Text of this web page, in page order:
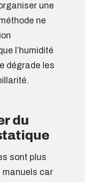
une
ne
l’humidité
dégrade les
du
sont plus
manuels car